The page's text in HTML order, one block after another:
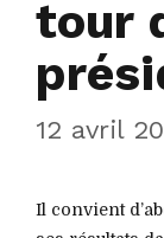
tour
12 avril
Il convient